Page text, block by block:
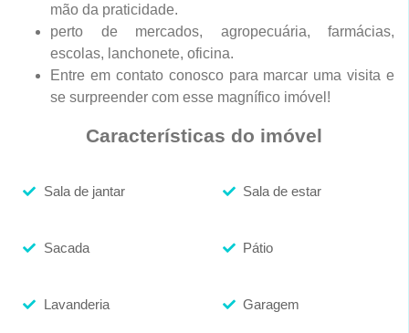
mão da praticidade.
perto de mercados, agropecuária, farmácias,
escolas, lanchonete, oficina.
Entre em contato conosco para marcar uma visita e
se surpreender com esse magnífico imóvel!
Características do imóvel
Sala de jantar Sala de estar
Sacada Pátio
Lavanderia Garagem